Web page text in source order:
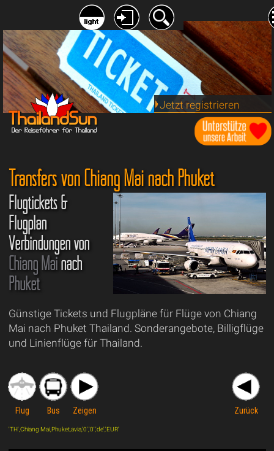
Jetzt registrieren
Transfers von Chiang Mai nach Phuket
Flugtickets &
Flugplan
Verbindungen von
Chiang Mainach
Phuket
Günstige Tickets und Flugpläne für Flüge von Chiang
Mai nach Phuket Thailand. Sonderangebote, Billigflüge
und Linienflüge für Thailand.
Flug Bus Zeigen Zurück
'TH',Chiang Mai,Phuket,avia,'0','0','de','EUR'